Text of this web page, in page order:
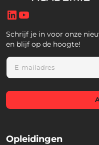
LinkedIn
Schrijf je in voor onze
en blijf op de hoogte!
E
a
i
*
Opleidingen